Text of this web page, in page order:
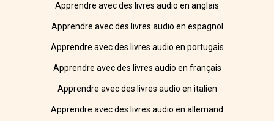
Apprendre avec des livres audio en anglais
Apprendre avec des livres audio en espagnol
Apprendre avec des livres audio en portugais
Apprendre avec des livres audio en français
Apprendre avec des livres audio en italien
Apprendre avec des livres audio en allemand